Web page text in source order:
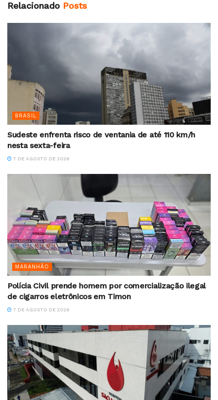
Relacionado Posts
BRASIL
Sudeste enfrenta risco de ventania de até 110 km/h
nesta sexta-feira
7 DE AGOSTO DE 2026
MARANHÃO
Polícia Civil prende homem por comercialização ilegal
de cigarros eletrônicos em Timon
7 DE AGOSTO DE 2026